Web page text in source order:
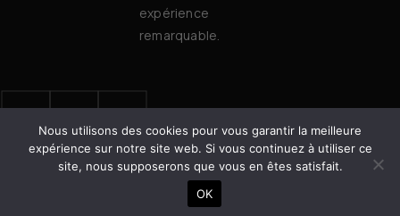
AJOUTER AU PANIER
expérience
remarquable.
© 2025 Tasneem Couture & Beauté. Tous droits réservés. | Site
développé avec ❤️ parDot Vertex
Nous utilisons des cookies pour vous garantir la meilleure
expérience sur notre site web. Si vous continuez à utiliser ce
site, nous supposerons que vous en êtes satisfait.
OK